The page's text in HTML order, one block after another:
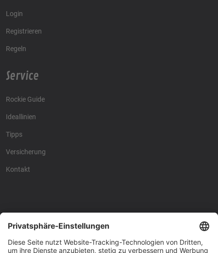
Login
Registrieren
Regeln
Service
Rockie Guide
Ideallinien
Tipps
Versicherung
Kontakt